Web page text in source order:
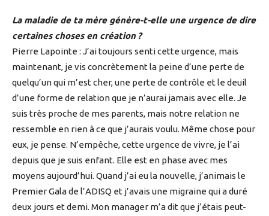
La maladie de ta mère génère-t-elle une urgence de dire
certaines choses en création ?
Pierre Lapointe : J’ai toujours senti cette urgence, mais
maintenant, je vis concrètement la peine d’une perte de
quelqu’un qui m’est cher, une perte de contrôle et le deuil
d’une forme de relation que je n’aurai jamais avec elle. Je
suis très proche de mes parents, mais notre relation ne
ressemble en rien à ce que j’aurais voulu. Même chose pour
eux, je pense. N’empêche, cette urgence de vivre, je l’ai
depuis que je suis enfant. Elle est en phase avec mes
moyens aujourd’hui. Quand j’ai eu la nouvelle, j’animais le
Premier Gala de l’ADISQ et j’avais une migraine qui a duré
deux jours et demi. Mon manager m’a dit que j’étais peut-